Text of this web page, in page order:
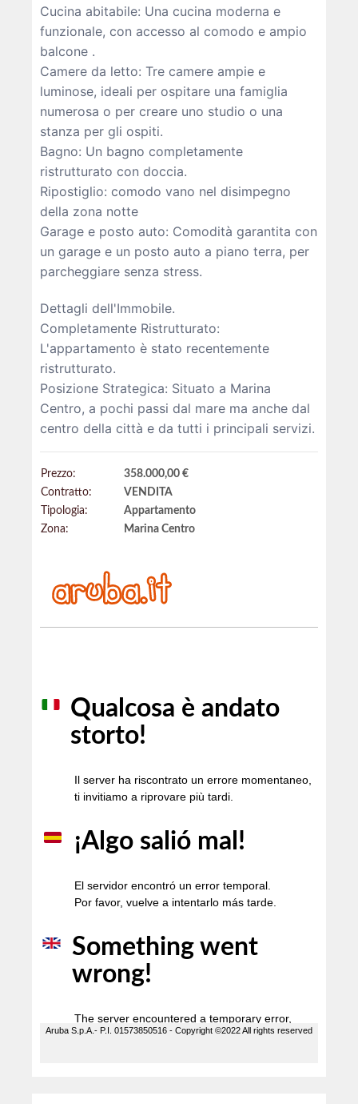
Cucina abitabile: Una cucina moderna e
funzionale, con accesso al comodo e ampio
balcone .
Camere da letto: Tre camere ampie e
luminose, ideali per ospitare una famiglia
numerosa o per creare uno studio o una
stanza per gli ospiti.
Bagno: Un bagno completamente
ristrutturato con doccia.
Ripostiglio: comodo vano nel disimpegno
della zona notte
Garage e posto auto: Comodità garantita con
un garage e un posto auto a piano terra, per
parcheggiare senza stress.
Dettagli dell'Immobile.
Completamente Ristrutturato:
L'appartamento è stato recentemente
ristrutturato.
Posizione Strategica: Situato a Marina
Centro, a pochi passi dal mare ma anche dal
centro della città e da tutti i principali servizi.
Prezzo:
358.000,00 €
Contratto:
VENDITA
Tipologia:
Appartamento
Zona:
Marina Centro